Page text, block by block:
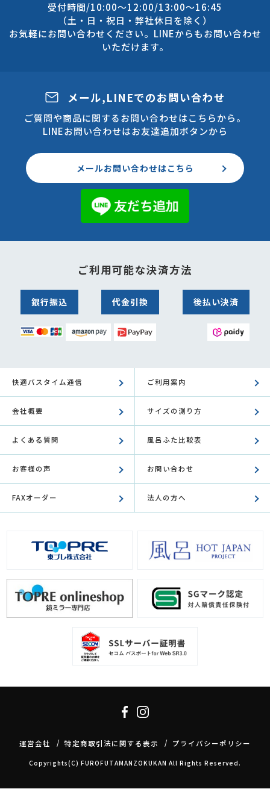
受付時間/10:00～12:00/13:00～16:45
（土・日・祝日・弊社休日を除く）
お気軽にお問い合わせください。LINEからもお問い合わせ
いただけます。
メール,LINEでのお問い合わせ
ご質問や商品に関するお問い合わせはこちらから。
LINEお問い合わせはお友達追加ボタンから
メールお問い合わせはこちら
ご利用可能な決済方法
銀行振込 代金引換 後払い決済
快適バスタイム通信 ご利用案内
会社概要 サイズの測り方
よくある質問 風呂ふた比較表
お客様の声 お問い合わせ
FAXオーダー 法人の方へ
運営会社 特定商取引法に関する表示 プライバシーポリシー
Copyrights(C) FUROFUTAMANZOKUKAN All Rights Reserved.